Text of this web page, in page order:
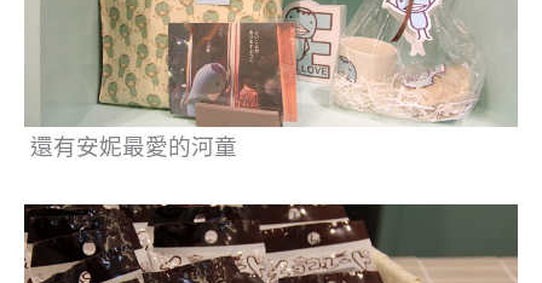
還有安妮最愛的河童